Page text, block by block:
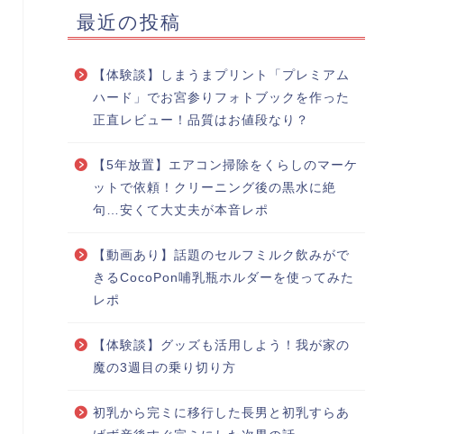
最近の投稿
【体験談】しまうまプリント「プレミアム
ハード」でお宮参りフォトブックを作った
正直レビュー！品質はお値段なり？
【5年放置】エアコン掃除をくらしのマーケ
ットで依頼！クリーニング後の黒水に絶
句…安くて大丈夫が本音レポ
【動画あり】話題のセルフミルク飲みがで
きるCocoPon哺乳瓶ホルダーを使ってみた
レポ
【体験談】グッズも活用しよう！我が家の
魔の3週目の乗り切り方
初乳から完ミに移行した長男と初乳すらあ